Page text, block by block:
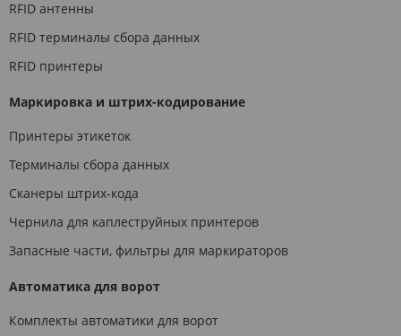
RFID антенны
RFID терминалы сбора данных
RFID принтеры
Маркировка и штрих-кодирование
Принтеры этикеток
Терминалы сбора данных
Сканеры штрих-кода
Чернила для каплеструйных принтеров
Запасные части, фильтры для маркираторов
Автоматика для ворот
Комплекты автоматики для ворот